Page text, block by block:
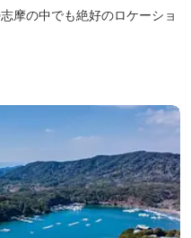
摩の中でも絶好のロケーショ